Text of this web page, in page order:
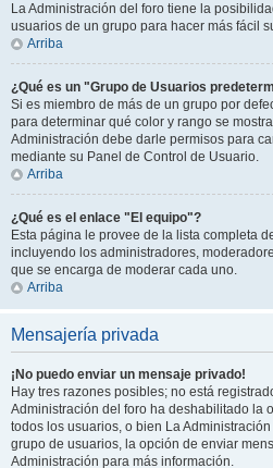
La Administración del foro tiene la
usuarios de un grupo para hacer más fácil
Arriba
¿Qué es un "Grupo de Usuarios
Si es miembro de más de un grupo por
para determinar qué color y rango se
Administración debe darle permisos para
mediante su Panel de Control de Usuario.
Arriba
¿Qué es el enlace "El equipo"?
Esta página le provee de la lista completa
incluyendo los administradores,
que se encarga de moderar cada uno.
Arriba
Mensajería privada
¡No puedo enviar un mensaje privado!
Hay tres razones posibles; no está
Administración del foro ha deshabilitado la
todos los usuarios, o bien La
grupo de usuarios, la opción de enviar
Administración para más información.